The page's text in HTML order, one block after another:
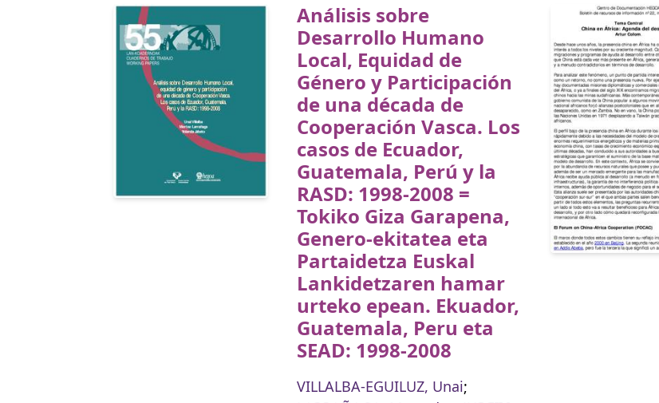
Análisis sobre
Desarrollo Humano
Local, Equidad de
Género y Participación
de una década de
Cooperación Vasca. Los
casos de Ecuador,
Guatemala, Perú y la
RASD: 1998-2008 =
Tokiko Giza Garapena,
Genero-ekitatea eta
Partaidetza Euskal
Lankidetzaren hamar
urteko epean. Ekuador,
Guatemala, Peru eta
SEAD: 1998-2008
VILLALBA-EGUILUZ, Unai;